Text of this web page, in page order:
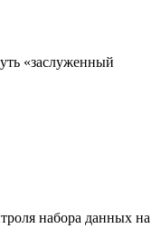
«заслуженный
набора данных на